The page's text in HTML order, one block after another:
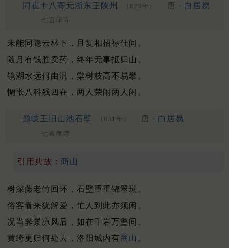
同崔十八寄元浙东王陕州 （829年） 唐 · 白居易
七言律诗
未能同隐云林下，且复相招禄仕间。
随月有钱胜卖药，终年无事抵归山。
镜湖水远何由汎，棠树枝高不易攀。
惆怅八科残四在，两人荣闹两人闲。
题岐王旧山池石壁 （831年） 唐 · 白居易
七言律诗
引用典故： 商山
树深藤老竹回环，石壁重重锦翠斑。
俗客看来犹解爱，忙人到此亦须闲。
况当霁景凉风后，如在千岩万壑间。
黄绮更归何处去，洛阳城内有商山 。